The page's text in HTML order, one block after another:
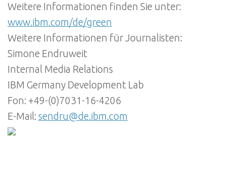
Weitere Informationen finden Sie unter:
www.ibm.com/de/green
Weitere Informationen für Journalisten:
Simone Endruweit
Internal Media Relations
IBM Germany Development Lab
Fon: +49-(0)7031-16-4206
E-Mail: sendru@de.ibm.com